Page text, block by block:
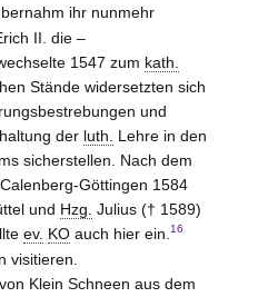
ihr nunmehr
II. die –
1547 zum kath.
Stände widersetzten sich
und
der luth.
Lehre in den
sicherstellen. Nach dem
Calenberg-Göttingen 1584
und Hzg. Julius († 1589)
ev. KOauch hier ein. 16
visitieren.
Klein Schneen aus dem